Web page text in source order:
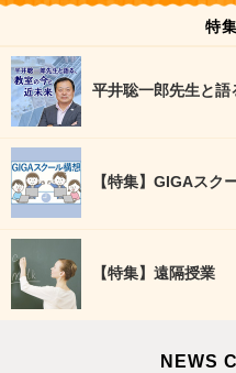
特
平井聡一郎先生と
【特集】GIGAスク
【特集】遠隔授業
NEWS